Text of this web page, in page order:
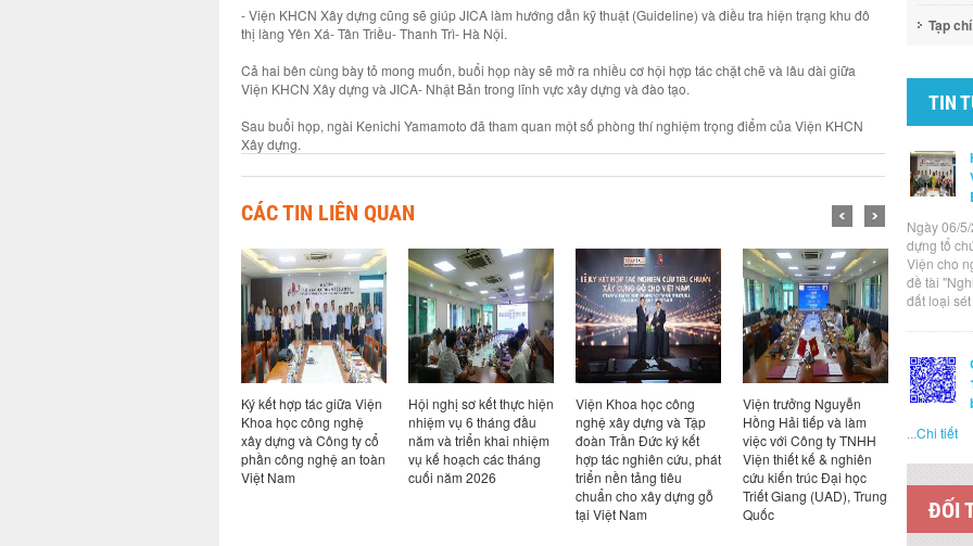
- Viện KHCN Xây dựng cũng sẽ giúp JICA làm hướng dẫn kỹ thuật (Guideline) và điều tra hiện trạng khu đô
thị làng Yên Xá- Tân Triều- Thanh Trì- Hà Nội.
Cả hai bên cùng bày tỏ mong muốn, buổi họp này sẽ mở ra nhiều cơ hội hợp tác chặt chẽ và lâu dài giữa
Viện KHCN Xây dựng và JICA- Nhật Bản trong lĩnh vực xây dựng và đào tạo.
Sau buổi họp, ngài Kenichi Yamamoto đã tham quan một số phòng thí nghiệm trọng điểm của Viện KHCN
Xây dựng.
CÁC TIN LIÊN QUAN
Ký kết hợp tác giữa Viện
Khoa học công nghệ
xây dựng và Công ty cổ
phần công nghệ an toàn
Việt Nam
Hội nghị sơ kết thực hiện
nhiệm vụ 6 tháng đầu
năm và triển khai nhiệm
vụ kế hoạch các tháng
cuối năm 2026
Viện Khoa học công
nghệ xây dựng và Tập
đoàn Trần Đức ký kết
hợp tác nghiên cứu, phát
triển nền tảng tiêu
chuẩn cho xây dựng gỗ
tại Việt Nam
Viện trưởng Nguyễn
Hồng Hải tiếp và làm
việc với Công ty TNHH
Viện thiết kế & nghiên
cứu kiến trúc Đại học
Triết Giang (UAD), Trung
Viện trưởng
việc với Công ty
Tạp chí
TIN
Ngày 06/
dựng tổ
Viện cho
đề tài
đất loại
...Chi tiết
ĐỐI